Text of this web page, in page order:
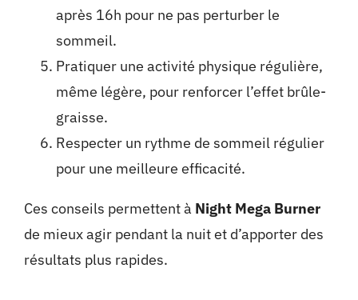
après 16h pour ne pas perturber le
sommeil.
Pratiquer une activité physique régulière,
même légère, pour renforcer l’effet brûle-
graisse.
Respecter un rythme de sommeil régulier
pour une meilleure efficacité.
Ces conseils permettent à Night Mega Burner
de mieux agir pendant la nuit et d’apporter des
résultats plus rapides.